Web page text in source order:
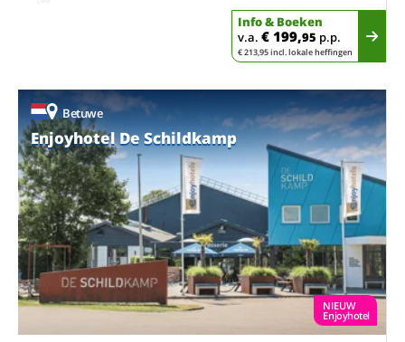
Info & Boeken
v.a. € 199,95 p.p.
€ 213,95 incl. lokale heffingen
Betuwe
Enjoyhotel De Schildkamp
NIEUW
Enjoyhotel